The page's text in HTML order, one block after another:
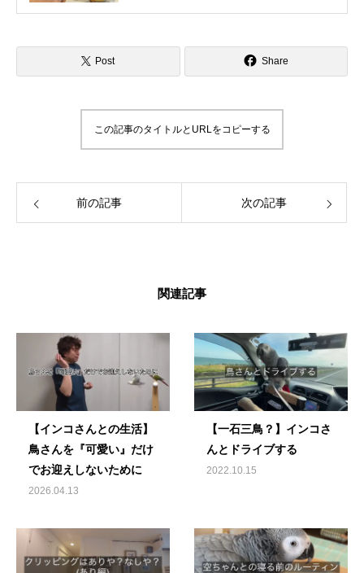
いろいろな方法で解決して、今ではインコさ
インコライフをさらに楽しいものにしたい。
インコさんと「生涯の相棒」と呼べるような
に、生きていく」 生涯の相棒インコと寄り添
える生活を愛鳥家さんと一緒にデザインして
Post Share
この記事のタイトルとURLをコピーする
前の記事 次の記事
関連記事
【インコさんとの生活】
鳥さんを『可愛い』だけ
でお迎えしないために
2026.04.13
【一石三鳥？】インコさ
んとドライブする
2022.10.15